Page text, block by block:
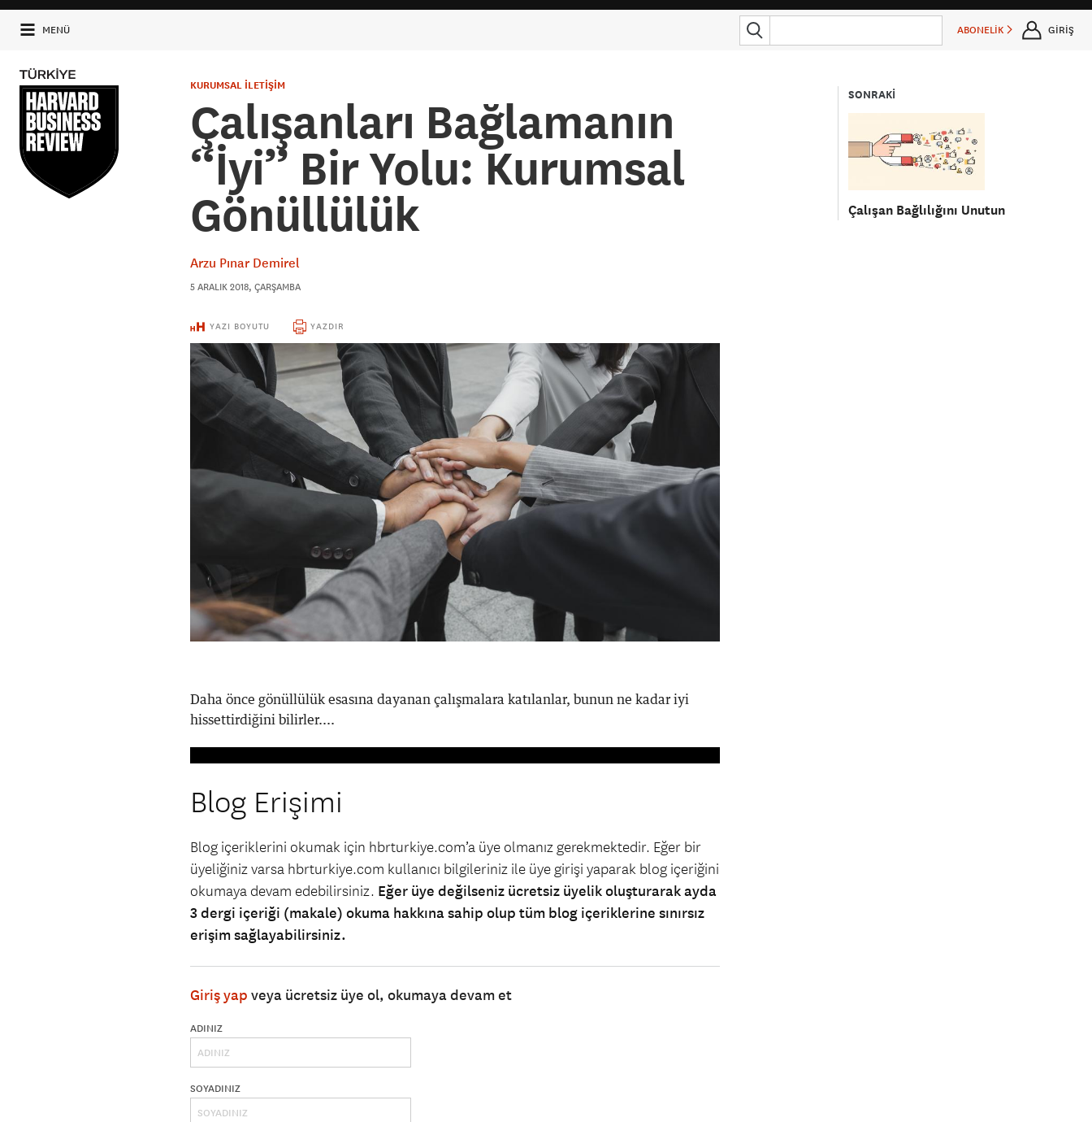
MENÜ ABONELİK GİRİŞ
SONRAKİ
Çalışan Bağlılığını Unutun
KURUMSAL İLETİŞİM
Çalışanları Bağlamanın
‘‘İyi’’ Bir Yolu: Kurumsal
Gönüllülük
Arzu Pınar Demirel
5 ARALIK 2018, ÇARŞAMBA
YAZI BOYUTU YAZDIR
Daha önce gönüllülük esasına dayanan çalışmalara katılanlar, bunun ne kadar iyi
hissettirdiğini bilirler....
Blog Erişimi
Blog içeriklerini okumak için hbrturkiye.com’a üye olmanız gerekmektedir. Eğer bir
üyeliğiniz varsa hbrturkiye.com kullanıcı bilgileriniz ile üye girişi yaparak blog içeriğini
okumaya devam edebilirsiniz. Eğer üye değilseniz ücretsiz üyelik oluşturarak ayda
3 dergi içeriği (makale) okuma hakkına sahip olup tüm blog içeriklerine sınırsız
erişim sağlayabilirsiniz.
Giriş yap veya ücretsiz üye ol, okumaya devam et
ADINIZ
SOYADINIZ